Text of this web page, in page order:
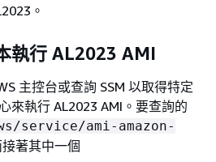
。
執行 AL2023 AMI
主控台或查詢 SSM 以取得特定
來執行 AL2023 AMI。要查詢的
service/ami-amazon-
著其中一個